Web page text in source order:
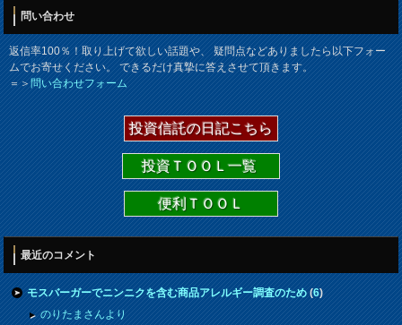
問い合わせ
返信率100％！取り上げて欲しい話題や、 疑問点などありましたら以下フォー
ムでお寄せください。 できるだけ真摯に答えさせて頂きます。
＝＞問い合わせフォーム
投資信託の日記こちら
投資ＴＯＯＬ一覧
便利ＴＯＯＬ
最近のコメント
モスバーガーでニンニクを含む商品アレルギー調査のため(6)
のりたまさんより